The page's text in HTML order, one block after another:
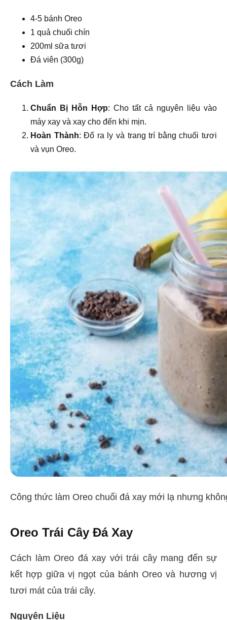
4-5 bánh Oreo
1 quả chuối chín
200ml sữa tươi
Đá viên (300g)
Cách Làm
Chuẩn Bị Hỗn Hợp: Cho tất cả nguyên liệu vào
máy xay và xay cho đến khi mịn.
Hoàn Thành: Đổ ra ly và trang trí bằng chuối tươi
và vụn Oreo.
Công thức làm Oreo chuối đá xay mới lạ nhưng
Oreo Trái Cây Đá Xay
Cách làm Oreo đá xay với trái cây mang đến sự
kết hợp giữa vị ngọt của bánh Oreo và hương vị
tươi mát của trái cây.
Nguyên Liệu